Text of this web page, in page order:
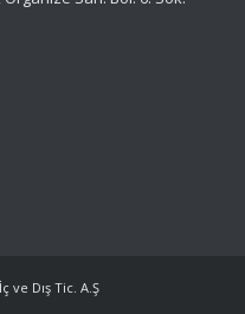
ve Dış Tic. A.Ş